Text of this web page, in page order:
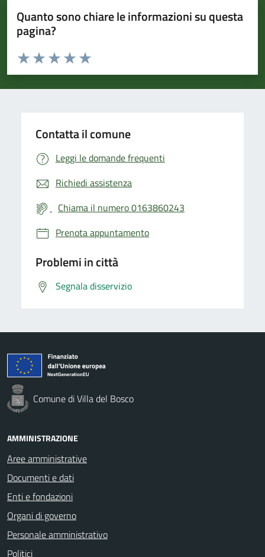
Quanto sono chiare le informazioni su questa
pagina?
Valuta da 1 a 5 stelle la pagina
Valuta 5 stelle su 5
Valuta 4 stelle su 5
Valuta 3 stelle su 5
Valuta 2 stelle su 5
Valuta 1 stelle su 5
Contatta il comune
Leggi le domande frequenti
Richiedi assistenza
Chiama il numero 0163860243
Prenota appuntamento
Problemi in città
Segnala disservizio
Comune di Villa del Bosco
AMMINISTRAZIONE
Aree amministrative
Documenti e dati
Enti e fondazioni
Organi di governo
Personale amministrativo
Politici